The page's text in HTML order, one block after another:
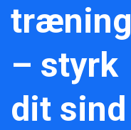
træning
– styrk
dit sind